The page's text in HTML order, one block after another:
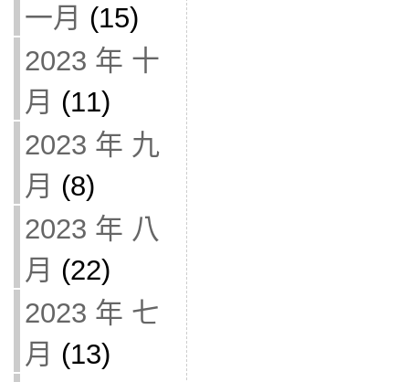
一月 (15)
2023 年 十
月 (11)
2023 年 九
月 (8)
2023 年 八
月 (22)
2023 年 七
月 (13)